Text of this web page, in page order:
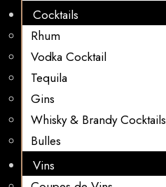
Cocktails
Rhum
Vodka Cocktail
Tequila
Gins
Whisky & Brandy Cocktails
Bulles
Vins